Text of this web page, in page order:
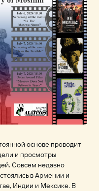
основе проводит
и просмотры
Совсем недавно
в Армении и
Индии и Мексике. В